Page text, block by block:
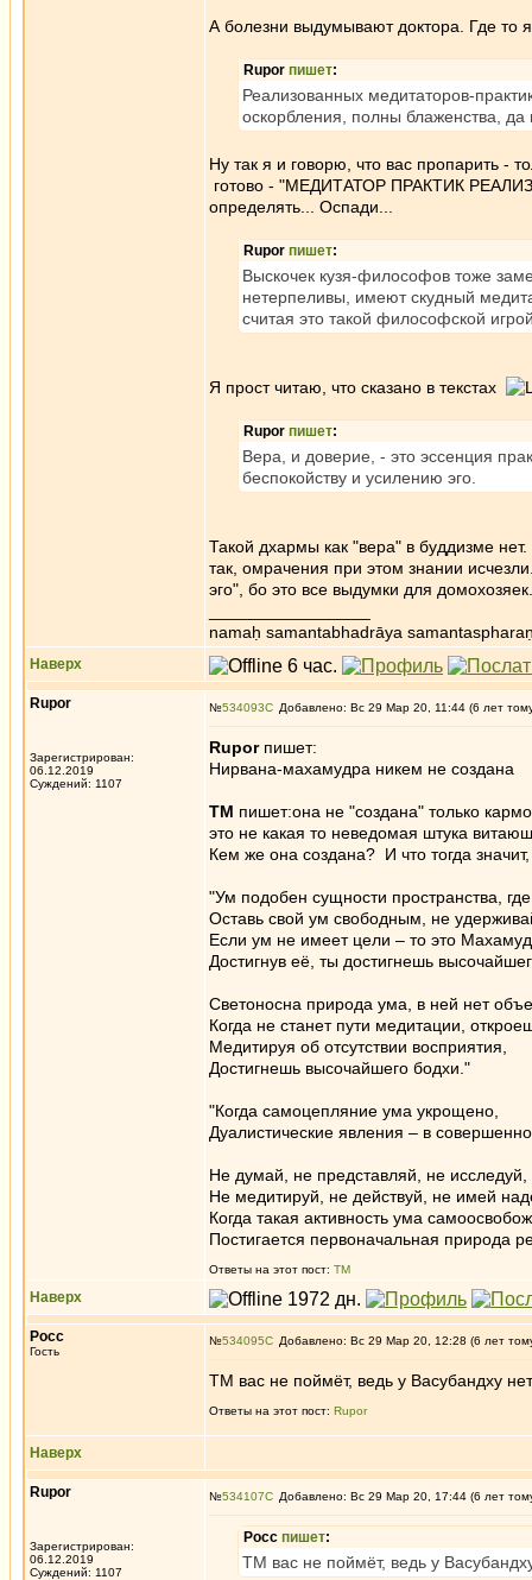
А болезни выдумывают доктора. Где то
Rupor пишет:
Реализованных медитаторов-
оскорбления, полны блаженства,
Ну так я и говорю, что вас пропарить -
готово - "МЕДИТАТОР ПРАКТИК
определять... Оспади...
Rupor пишет:
Выскочек кузя-философов тоже
нетерпеливы, имеют скудный
считая это такой философской
Я прост читаю, что сказано в текстах
Rupor пишет:
Вера, и доверие, - это эссенция
беспокойству и усилению эго.
Такой дхармы как "вера" в буддизме
так, омрачения при этом знании
эго", бо это все выдумки для домохозяек.
namaḥ samantabhadrāya
Наверх
Rupor
Зарегистрирован:
06.12.2019
Суждений: 1107
№534093 Добавлено: Вс 29 Мар 20, 11:44 (6 лет
Ruporпишет:
Нирвана-махамудра никем не создана
TM пишет:она не "создана" только
это не какая то неведомая штука
Кем же она создана? И что тогда
"Ум подобен сущности пространства,
Оставь свой ум свободным, не
Если ум не имеет цели – то это
Достигнув её, ты достигнешь
Светоносна природа ума, в ней нет
Когда не станет пути медитации,
Медитируя об отсутствии восприятия,
Достигнешь высочайшего бодхи."
"Когда самоцепляние ума укрощено,
Дуалистические явления – в
Не думай, не представляй, не исследуй,
Не медитируй, не действуй, не имей
Когда такая активность ума
Постигается первоначальная природа
Ответы на этот пост: ТМ
Наверх
Росс
Гость
№534095 Добавлено: Вс 29 Мар 20, 12:28 (6 лет
ТМ вас не поймёт, ведь у Васубандху
Ответы на этот пост: Rupor
Наверх
Rupor
Зарегистрирован:
06.12.2019
Суждений: 1107
№534107 Добавлено: Вс 29 Мар 20, 17:44 (6 лет
Росс пишет:
ТМ вас не поймёт, ведь у